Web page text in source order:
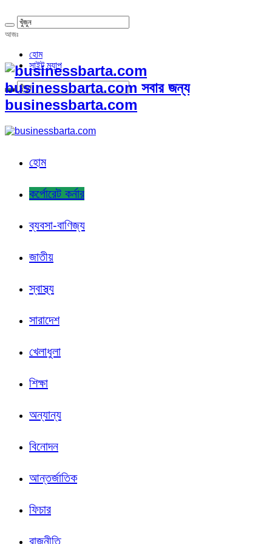
আজঃ
হোম
সাইট ম্যাপ
businessbarta.com সবার জন্য
businessbarta.com
হোম
কর্পোরেট কর্নার
ব্যবসা-বাণিজ্য
জাতীয়
স্বাস্থ্য
সারাদেশ
খেলাধুলা
শিক্ষা
অন্যান্য
বিনোদন
আন্তর্জাতিক
ফিচার
রাজনীতি